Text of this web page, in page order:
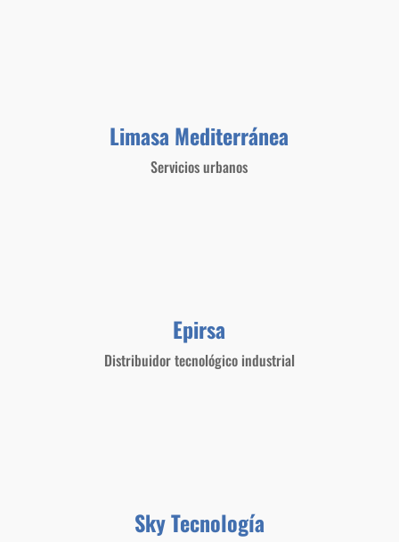
Limasa Mediterránea
Servicios urbanos
Epirsa
Distribuidor tecnológico industrial
Sky Tecnología